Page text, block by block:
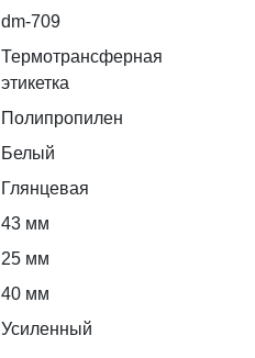
dm-709
Термотрансферная
этикетка
Полипропилен
Белый
Глянцевая
43 мм
25 мм
40 мм
Усиленный